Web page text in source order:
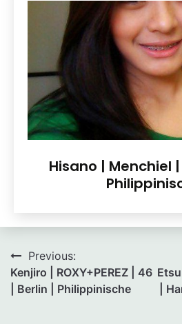
Hisano | MenchieI
Beitragsnavigation
Previous:
Kenjiro | ROXY+PEREZ | 46
| Berlin | Philippinische
|